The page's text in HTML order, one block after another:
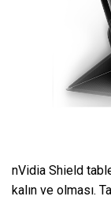
nVidia Shield
kalın ve olması.